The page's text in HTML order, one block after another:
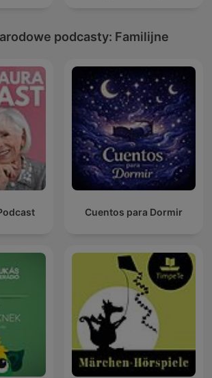
podcasty: Familijne
Cuentos para Dormir